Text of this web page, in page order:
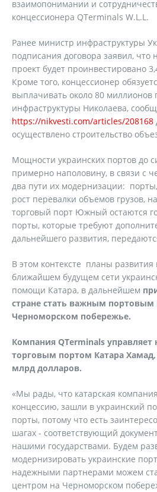
взаимопонимании и
концессионера QTerminals W.L.L.
Ранее министр инфраструктуры
подписания договора заявил, что
проект будет проинвестировано
Кроме того, концессионер
выплачивать около 80 миллионов
инфраструктуры Николаева,
https://nikvesti.com/articles/208168
осуществлено строительство
Мощности украинских портов до
примерно наполовину, в связи с
два пути их модернизации:
рост перевалки объемов грузов,
торговый порт Южный остаются
порты, которые требуют
дальнейшего развития,
В этом контексте планы
ближайшем будущем сети
помощи Катара, в дальнейшем
стране стать важным портовым
Черноморском побережье.
Компания QTerminals
торговым портом Катара
млрд долларов.
«Мы рады, что катарская
концессию, зашли в украинский
порты, потому что есть
шагах - соответствующий
нашими государствами. Будем
модернизировать украинские
надежными партнерами можем
центром на Черноморском